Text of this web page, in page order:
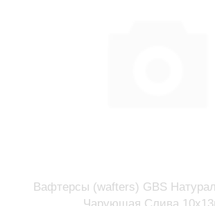
Вафтерсы (wafters) GBS
Чарующая Слива